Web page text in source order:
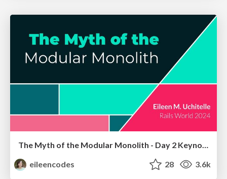
eileencodes
28 3.6k